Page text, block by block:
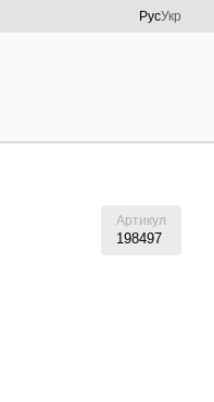
РусУкр
Артикул
198497